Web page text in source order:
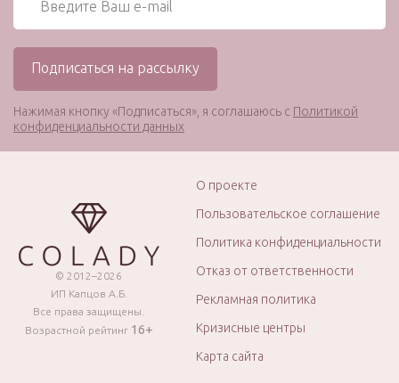
Нажимая кнопку «Подписаться», я соглашаюсь с Политикой
конфиденциальности данных
© 2012–2026
ИП Капцов А.Б.
Все права защищены.
Возрастной рейтинг 16+
О проекте
Пользовательское соглашение
Политика конфиденциальности
Отказ от ответственности
Рекламная политика
Кризисные центры
Карта сайта